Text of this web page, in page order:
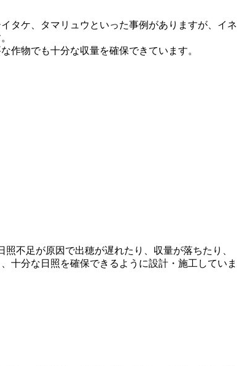
タケ、タマリュウといった事例がありますが、イネ
作物でも十分な収量を確保できています。
不足が原因で出穂が遅れたり、収量が落ちたり、
十分な日照を確保できるように設計・施工していま